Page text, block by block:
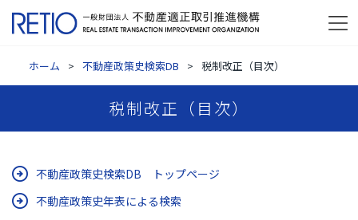
ホーム 不動産政策史検索DB 税制改正（目次）
税制改正（目次）
不動産政策史検索DB トップページ
不動産政策史年表による検索